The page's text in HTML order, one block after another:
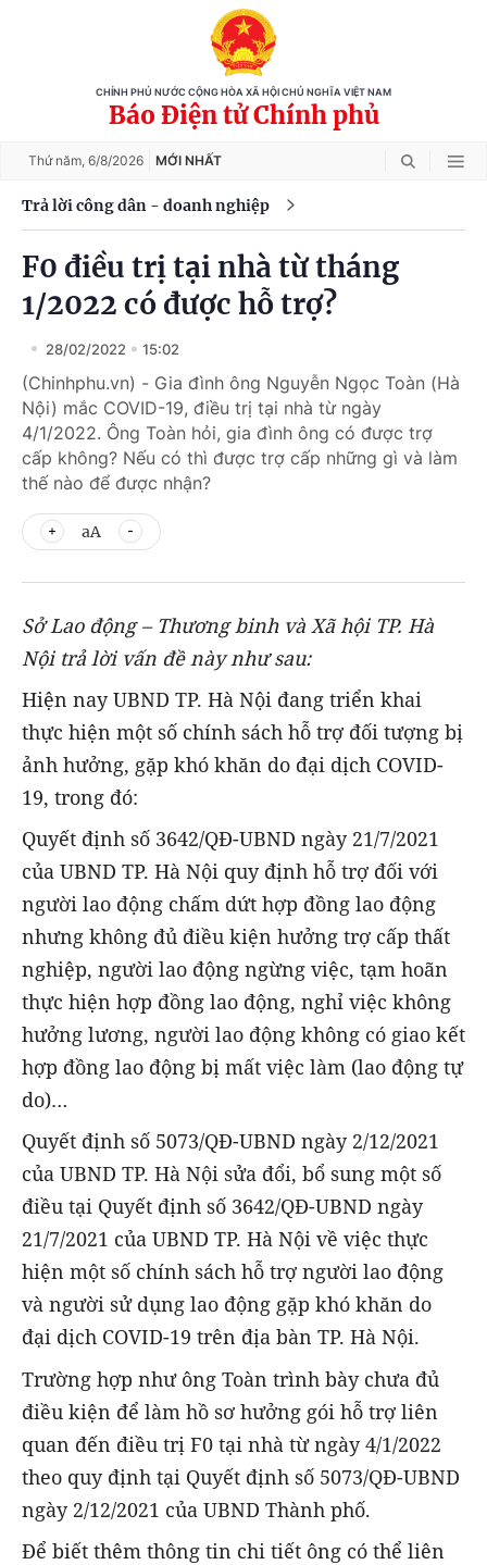
CHÍNH PHỦ NƯỚC CỘNG HÒA XÃ HỘI CHỦ NGHĨA VIỆT NAM
Báo Điện tử Chính phủ
Thứ năm, 6/8/2026 MỚI NHẤT
Trả lời công dân - doanh nghiệp
F0 điều trị tại nhà từ tháng
1/2022 có được hỗ trợ?
28/02/2022 15:02
(Chinhphu.vn) - Gia đình ông Nguyễn Ngọc Toàn (Hà
Nội) mắc COVID-19, điều trị tại nhà từ ngày
4/1/2022. Ông Toàn hỏi, gia đình ông có được trợ
cấp không? Nếu có thì được trợ cấp những gì và làm
thế nào để được nhận?
aA
Sở Lao động – Thương binh và Xã hội TP. Hà
Nội trả lời vấn đề này như sau:
Hiện nay UBND TP. Hà Nội đang triển khai
thực hiện một số chính sách hỗ trợ đối tượng bị
ảnh hưởng, gặp khó khăn do đại dịch COVID-
19, trong đó:
Quyết định số 3642/QĐ-UBND ngày 21/7/2021
của UBND TP. Hà Nội quy định hỗ trợ đối với
người lao động chấm dứt hợp đồng lao động
nhưng không đủ điều kiện hưởng trợ cấp thất
nghiệp, người lao động ngừng việc, tạm hoãn
thực hiện hợp đồng lao động, nghỉ việc không
hưởng lương, người lao động không có giao kết
hợp đồng lao động bị mất việc làm (lao động tự
do)…
Quyết định số 5073/QĐ-UBND ngày 2/12/2021
của UBND TP. Hà Nội sửa đổi, bổ sung một số
điều tại Quyết định số 3642/QĐ-UBND ngày
21/7/2021 của UBND TP. Hà Nội về việc thực
hiện một số chính sách hỗ trợ người lao động
và người sử dụng lao động gặp khó khăn do
đại dịch COVID-19 trên địa bàn TP. Hà Nội.
Trường hợp như ông Toàn trình bày chưa đủ
điều kiện để làm hồ sơ hưởng gói hỗ trợ liên
quan đến điều trị F0 tại nhà từ ngày 4/1/2022
theo quy định tại Quyết định số 5073/QĐ-UBND
ngày 2/12/2021 của UBND Thành phố.
Để biết thêm thông tin chi tiết ông có thể liên